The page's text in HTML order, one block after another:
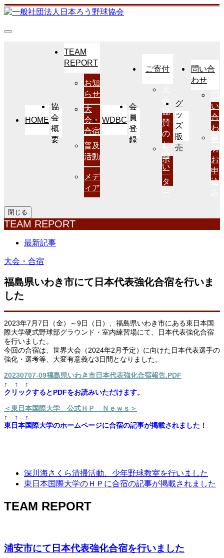
HOME
協
会
概
要
TEAM
REPORT
お知
らせ
大
会・
合宿
普及
活動
メデ
ィア
WDBC
会
員
登
録
ご寄付
協
賛
の
お
願
い
ポ
ー
タ
グ
ッ
ズ
販
売
問い合
わせ
い
合
わ
材
お
申
込
閉じる
TEAM REPORT
最新記事
大会・合宿
福島県いわき市にて日本代表強化合宿を行いま
した
2023年7月7日（金）～9日（日）、福島県いわき市にある東日本国
際大学硬式野球部グラウンド・室内練習場にて、日本代表強化合宿
を行いました。
今回の合宿は、世界大会（2024年2月予定）に向けた日本代表選手の
強化・選考等、大変有意義な3日間となりました。
20230707-09福島県いわき市日本代表強化合宿報告.PDF
↑ ↑ ↑
クリックするとPDFをお読みいただけます。
＜東日本国際大学 公式ＨＰ Ｎｅｗｓ＞
↑ ↑ ↑
東日本国際大学のホームページに合宿の記事が掲載されました！
深川海さくら清掃活動、少年野球教室を行いました
東日本国際大学のＨＰに合宿の記事が掲載されました
TEAM REPORT
浦安市にて日本代表強化合宿を行いました